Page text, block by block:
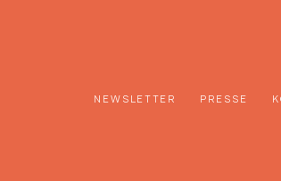
NEWSLETTER PRESSE